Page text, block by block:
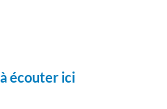
écouter ici